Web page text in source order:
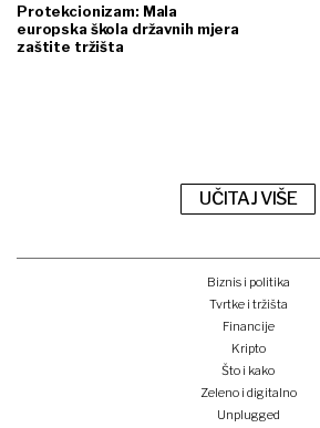
Protekcionizam: Mala
europska škola državnih mjera
zaštite tržišta
UČITAJ VIŠE
Biznis i politika
Tvrtke i tržišta
Financije
Kripto
Što i kako
Zeleno i digitalno
Unplugged